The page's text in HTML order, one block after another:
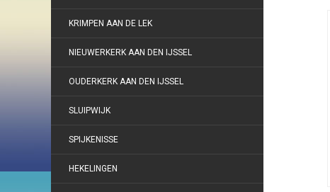
KRIMPEN AAN DE LEK
NIEUWERKERK AAN DEN IJSSEL
OUDERKERK AAN DEN IJSSEL
SLUIPWIJK
SPIJKENISSE
HEKELINGEN